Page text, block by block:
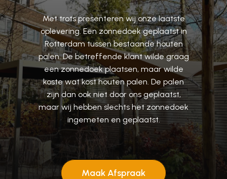
Met trots presenteren wij onze laatste
oplevering. Een zonnedoek geplaatst in
Rotterdam tussen bestaande houten
palen. De betreffende klant wilde graag
een zonnedoek plaatsen, maar wilde
koste wat kost houten palen. De palen
zijn dan ook niet door ons geplaatst,
maar wij hebben slechts het zonnedoek
ingemeten en geplaatst.
Maak Afspraak